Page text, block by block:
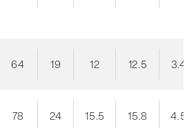
64 19 12 12.5 3.4
78 24 15.5 15.8 4.5